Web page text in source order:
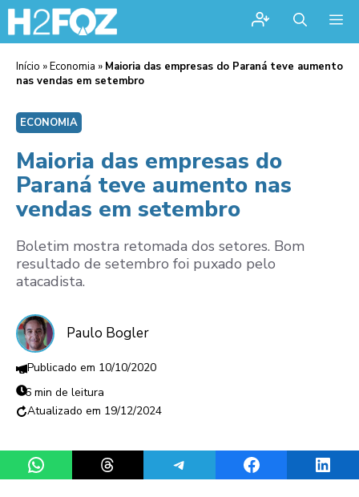
Início »Economia » Maioria das empresas do Paraná teve aumento
nas vendas em setembro
ECONOMIA
Maioria das empresas do
Paraná teve aumento nas
vendas em setembro
Boletim mostra retomada dos setores. Bom
resultado de setembro foi puxado pelo
atacadista.
Paulo Bogler
10/10/2020
6 min de leitura
19/12/2024
Share on WhatsAppShare on ThreadsShare on TelegramShare on Facebook